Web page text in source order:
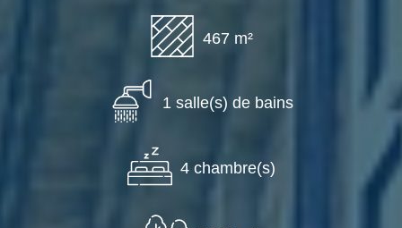
467 m²
1 salle(s) de bains
4 chambre(s)